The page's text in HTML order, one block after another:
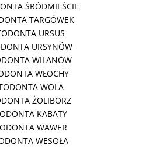
ŚRÓDMIEŚCIE
TARGÓWEK
URSUS
URSYNÓW
WILANÓW
WŁOCHY
WOLA
ŻOLIBORZ
KABATY
WAWER
WESOŁA